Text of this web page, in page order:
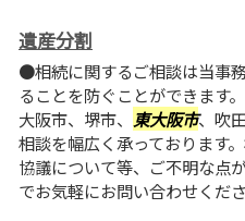
遺産分割
●相続に関するご相談は当事
ることを防ぐことができます
大阪市、堺市、 東大阪市、吹
相談を幅広く承っております
協議について等、ご不明な点
でお気軽にお問い合わせくださ